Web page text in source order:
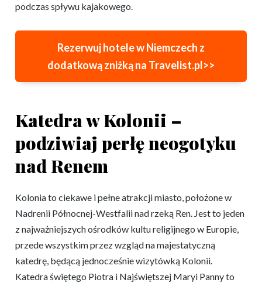
podczas spływu kajakowego.
Rezerwuj hotele w Niemczech z
dodatkową zniżką na Travelist.pl>>
Katedra w Kolonii –
podziwiaj perłę neogotyku
nad Renem
Kolonia to ciekawe i pełne atrakcji miasto, położone w
Nadrenii Północnej-Westfalii nad rzeką Ren. Jest to jeden
z najważniejszych ośrodków kultu religijnego w Europie,
przede wszystkim przez wzgląd na majestatyczną
katedrę, będącą jednocześnie wizytówką Kolonii.
Katedra świętego Piotra i Najświętszej Maryi Panny to